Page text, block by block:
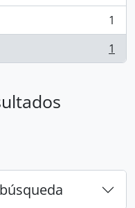
1
1